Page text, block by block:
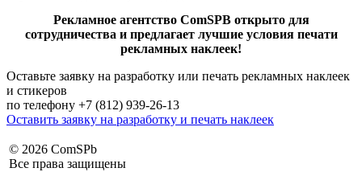
Рекламное агентство ComSPB открыто для
сотрудничества и предлагает лучшие условия печати
рекламных наклеек!
Оставьте заявку на разработку или печать рекламных наклеек
и стикеров
по телефону +7 (812) 939-26-13
Оставить заявку на разработку и печать наклеек
© 2026 ComSPb
Все права защищены